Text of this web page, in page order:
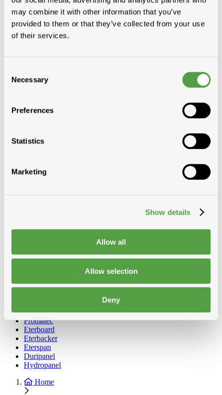
may combine it with other information that you’ve
provided to them or that they’ve collected from your use
of their services.
Selection
Necessary
Preferences
Statistics
Marketing
Show details
Allow all
Allow selection
Deny
RND gedrenkt
Douglas gedrenkt
Baddens, madrier
Cls
Niet-geïmpregneerd
RND
Planchetten
Ayous thermo vlak
Noordboomlatten
Platen
Multiplex en Elliotis
Gyproclatten
Toon Andere bouwplaten
Promatec
Eterboard
Eterbacker
Eterspan
Duripanel
Hydropanel
Home